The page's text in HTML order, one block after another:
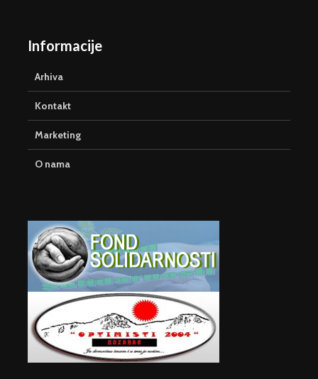
Informacije
Arhiva
Kontakt
Marketing
O nama